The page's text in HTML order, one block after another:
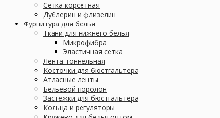
Сетка корсетная
Дублерин и флизелин
Фурнитура для белья
Ткани для нижнего белья
Микрофибра
Эластичная сетка
Лента тоннельная
Косточки для бюстгальтера
Атласные ленты
Бельевой поролон
Застежки для бюстгальтера
Кольца и регуляторы